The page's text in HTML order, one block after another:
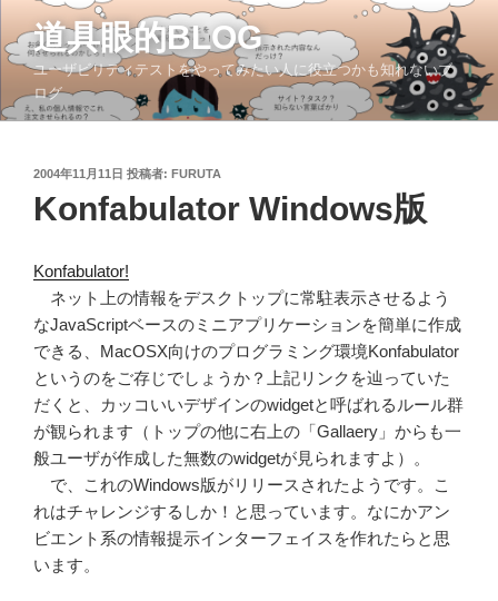
ン
テ
ツ
道具眼的BLOG
ユーザビリティテストをやってみたい人に役立つかも知れないブ
ログ
投
日:
2004年11月11日 投稿者: FURUTA
Konfabulator Windows版
Konfabulator!
ネット上の情報をデスクトップに常駐表示させるよう
なJavaScriptベースのミニアプリケーションを簡単に作成
できる、MacOSX向けのプログラミング環境Konfabulator
というのをご存じでしょうか？上記リンクを辿っていた
だくと、カッコいいデザインのwidgetと呼ばれるルール群
が観られます（トップの他に右上の「Gallaery」からも一
般ユーザが作成した無数のwidgetが見られますよ）。
で、これのWindows版がリリースされたようです。こ
れはチャレンジするしか！と思っています。なにかアン
ビエント系の情報提示インターフェイスを作れたらと思
います。